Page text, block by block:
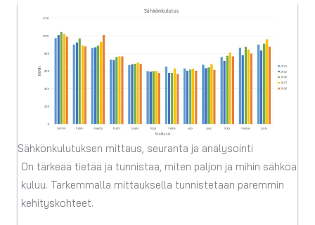
Sähkönkulutuksen mittaus, seuranta ja analysointi
On tärkeää tietää ja tunnistaa, miten paljon ja mihin sähköä
kuluu. Tarkemmalla mittauksella tunnistetaan paremmin
kehityskohteet.